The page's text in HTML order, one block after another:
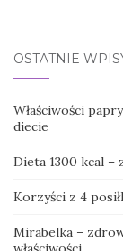
OSTATNIE
Właściwości
diecie
Dieta 1300 kcal –
Korzyści z 4
Mirabelka –